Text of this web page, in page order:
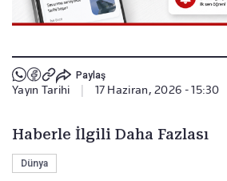
Paylaş
Yayın Tarihi 17 Haziran, 2026 - 15:30
Haberle İlgili Daha Fazlası
Dünya